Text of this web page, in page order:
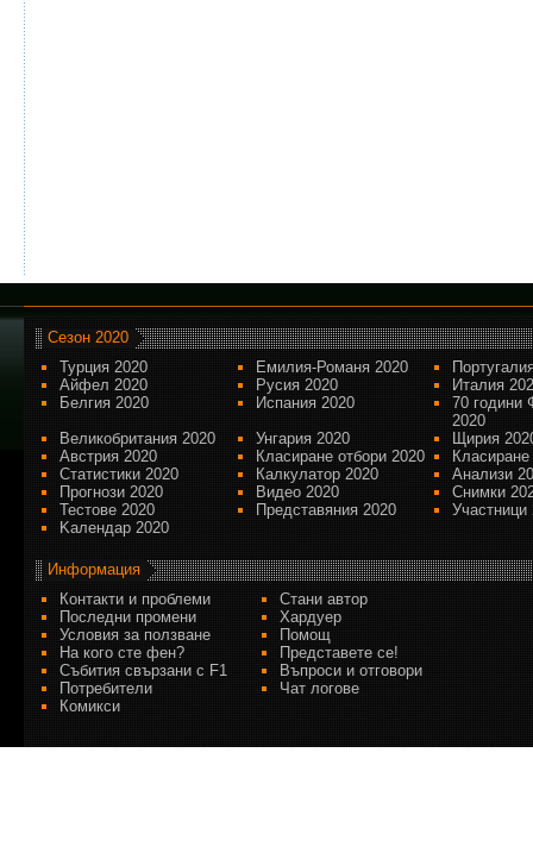
Сезон 2020
Турция 2020
Емилия-Романя 2020
Айфел 2020
Русия 2020
Италия
Белгия 2020
Испания 2020
70 години
2020
Великобритания 2020
Унгария 2020
Щирия
Австрия 2020
Класиране отбори 2020
Статистики 2020
Калкулатор 2020
Анализи
Прогнози 2020
Видео 2020
Снимки
Тестове 2020
Представяния 2020
Участници
Kалендар 2020
Информация
Контакти и проблеми
Стани автор
Последни промени
Хардуер
Условия за ползване
Помощ
На кого сте фен?
Представете се!
Събития свързани с F1
Въпроси и отговори
Потребители
Чат логове
Комикси